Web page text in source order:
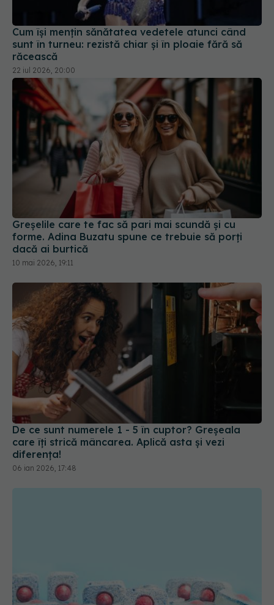
Cum își mențin sănătatea vedetele atunci când
sunt în turneu: rezistă chiar și în ploaie fără să
răcească
22 iul 2026, 20:00
Greșelile care te fac să pari mai scundă și cu
forme. Adina Buzatu spune ce trebuie să porți
dacă ai burtică
10 mai 2026, 19:11
De ce sunt numerele 1 - 5 în cuptor? Greșeala
care îți strică mâncarea. Aplică asta și vezi
diferența!
06 ian 2026, 17:48